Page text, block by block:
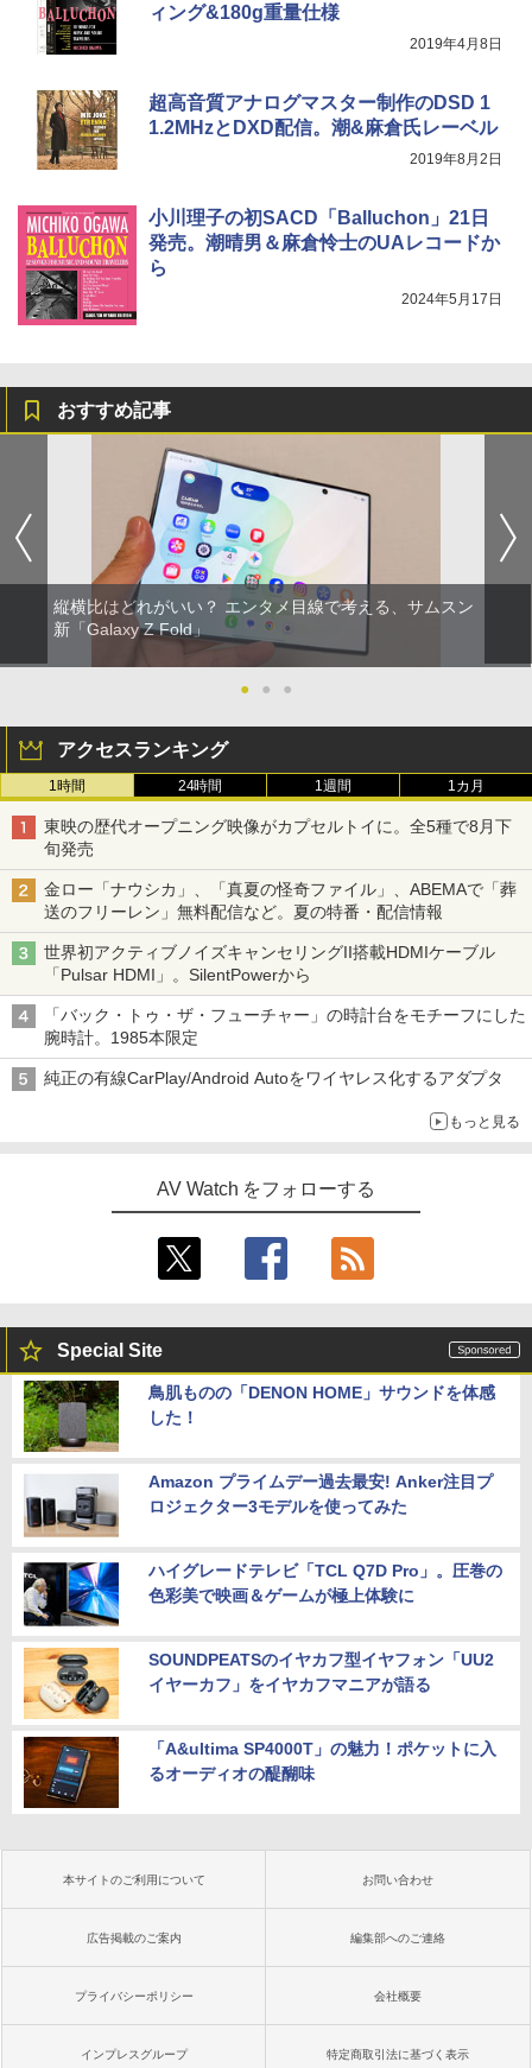
ィング&180g重量仕様
2019年4月8日
超高音質アナログマスター制作のDSD 1
1.2MHzとDXD配信。潮&麻倉氏レーベル
2019年8月2日
小川理子の初SACD「Balluchon」21日
発売。潮晴男＆麻倉怜士のUAレコードか
ら
2024年5月17日
おすすめ記事
縦横比はどれがいい？ エンタメ目線で考える、サムスン
新「Galaxy Z Fold」
● ● ●
アクセスランキング
1時間 24時間 1週間 1カ月
東映の歴代オープニング映像がカプセルトイに。全5種で8月下
旬発売
金ロー「ナウシカ」、「真夏の怪奇ファイル」、ABEMAで「葬
送のフリーレン」無料配信など。夏の特番・配信情報
世界初アクティブノイズキャンセリングII搭載HDMIケーブル
「Pulsar HDMI」。SilentPowerから
「バック・トゥ・ザ・フューチャー」の時計台をモチーフにした
腕時計。1985本限定
純正の有線CarPlay/Android Autoをワイヤレス化するアダプタ
もっと見る
AV Watch をフォローする
Special Site
鳥肌ものの「DENON HOME」サウンドを体感
した！
Amazon プライムデー過去最安! Anker注目プ
ロジェクター3モデルを使ってみた
ハイグレードテレビ「TCL Q7D Pro」。圧巻の
色彩美で映画＆ゲームが極上体験に
SOUNDPEATSのイヤカフ型イヤフォン「UU2
イヤーカフ」をイヤカフマニアが語る
「A&ultima SP4000T」の魅力！ポケットに入
るオーディオの醍醐味
本サイトのご利用について お問い合わせ
広告掲載のご案内 編集部へのご連絡
プライバシーポリシー 会社概要
インプレスグループ 特定商取引法に基づく表示